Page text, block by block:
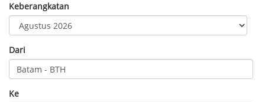
Keberangkatan
Dari
Ke